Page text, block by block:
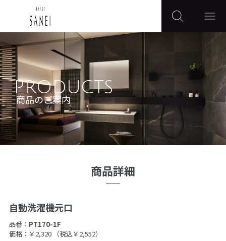
PRODUCTS
商品のご案内
商品詳細
自動洗濯機元口
品番： PT170-1F
価格：￥2,320
（税込￥2,552）